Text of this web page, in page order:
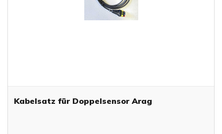
Kabelsatz für Doppelsensor Arag